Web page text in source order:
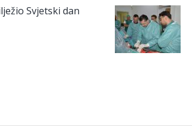
Svjetski dan